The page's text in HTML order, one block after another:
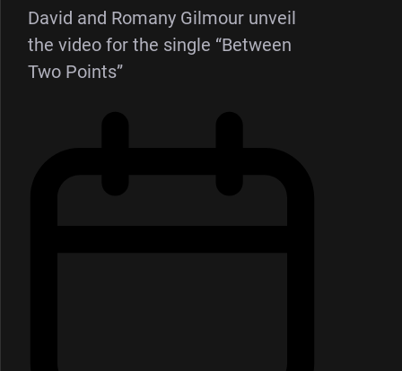
David and Romany Gilmour unveil
the video for the single “Between
Two Points”